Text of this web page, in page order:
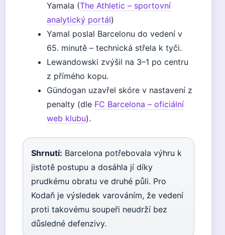
Yamala (The Athletic – sportovní
analytický portál)
Yamal poslal Barcelonu do vedení v
65. minutě – technická střela k tyči.
Lewandowski zvýšil na 3–1 po centru
z přímého kopu.
Gündogan uzavřel skóre v nastavení z
penalty (dle FC Barcelona – oficiální
web klubu).
Shrnutí: Barcelona potřebovala výhru k
jistotě postupu a dosáhla jí díky
prudkému obratu ve druhé půli. Pro
Kodaň je výsledek varováním, že vedení
proti takovému soupeři neudrží bez
důsledné defenzivy.